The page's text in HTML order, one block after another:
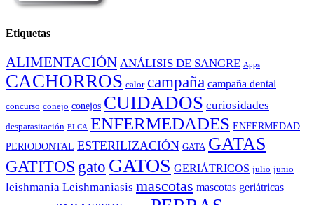
Etiquetas
ALIMENTACIÓN ANÁLISIS DE SANGRE Apps
CACHORROS calor campaña campaña dental
concurso conejo conejos CUIDADOS curiosidades
desparasitación ELCA ENFERMEDADES ENFERMEDAD
PERIODONTAL ESTERILIZACIÓN GATA GATAS
GATITOS gato GATOS GERIÁTRICOS julio junio
leishmania Leishmaniasis mascotas mascotas geriátricas